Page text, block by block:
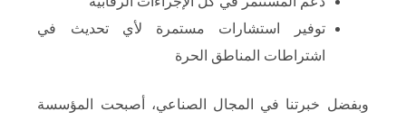
توفير استشارات مستمرة لأي تحديث في
اشتراطات المناطق الحرة
وبفضل خبرتنا في المجال الصناعي، أصبحت المؤسسة